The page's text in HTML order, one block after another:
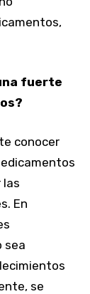
fuerte
conocer
las
En
sea
se